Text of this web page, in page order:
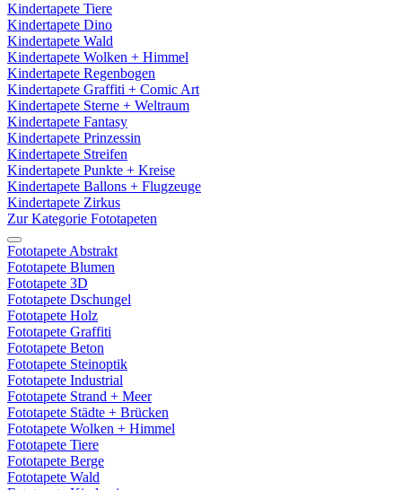
Kindertapete Tiere
Kindertapete Dino
Kindertapete Wald
Kindertapete Wolken + Himmel
Kindertapete Regenbogen
Kindertapete Graffiti + Comic Art
Kindertapete Sterne + Weltraum
Kindertapete Fantasy
Kindertapete Prinzessin
Kindertapete Streifen
Kindertapete Punkte + Kreise
Kindertapete Ballons + Flugzeuge
Kindertapete Zirkus
Zur Kategorie Fototapeten
Fototapete Abstrakt
Fototapete Blumen
Fototapete 3D
Fototapete Dschungel
Fototapete Holz
Fototapete Graffiti
Fototapete Beton
Fototapete Steinoptik
Fototapete Industrial
Fototapete Strand + Meer
Fototapete Städte + Brücken
Fototapete Wolken + Himmel
Fototapete Tiere
Fototapete Berge
Fototapete Wald